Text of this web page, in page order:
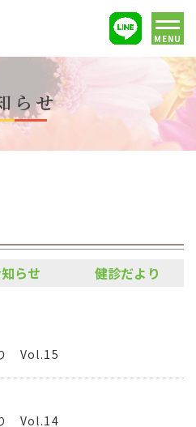
MENU
らせ
らせ 健診だより
り Vol.15
り Vol.14